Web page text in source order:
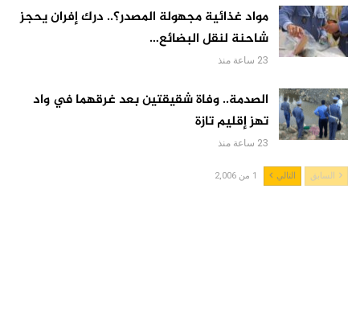
مواد غذائية مجهولة المصدر؟.. درك إفران يحجز
شاحنة لنقل البضائع…
23 ساعة منذ
الصدمة.. وفاة شقيقتين بعد غرقهما في واد
تهز إقليم تازة
23 ساعة منذ
السابق التالي 1 من 2,006